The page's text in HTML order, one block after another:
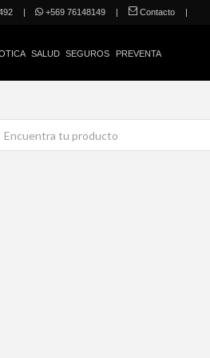
| +569 76148149 | Contacto |
SALUD SEGUROS PREVENTA